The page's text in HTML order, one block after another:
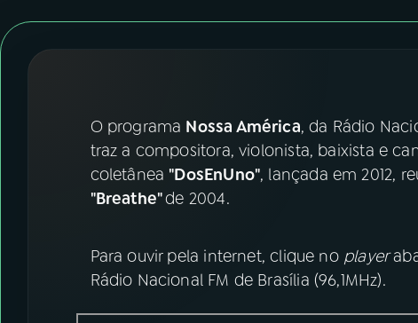
ÚLTIMAS
ACOMPANHE A RÁDIO NACIONAL
YouTube Facebook
O programa Nossa América, da Rádio
traz a compositora, violonista, baixista e
coletânea "DosEnUno", lançada em 2012,
"Breathe"de 2004.
Para ouvir pela internet, clique no player
Rádio Nacional FM de Brasília (96,1MHz).